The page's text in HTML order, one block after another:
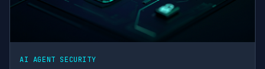
AI AGENT SECURITY